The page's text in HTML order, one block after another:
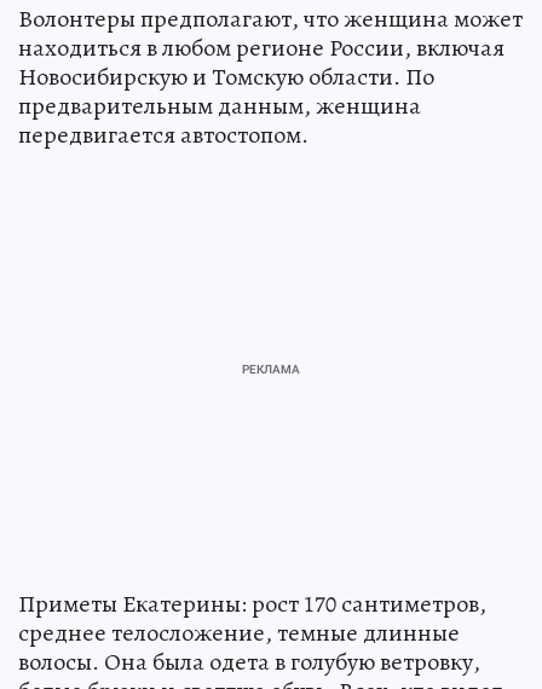
Волонтеры предполагают, что женщина может
находиться в любом регионе России, включая
Новосибирскую и Томскую области. По
предварительным данным, женщина
передвигается автостопом.
Приметы Екатерины: рост 170 сантиметров,
среднее телосложение, темные длинные
волосы. Она была одета в голубую ветровку,